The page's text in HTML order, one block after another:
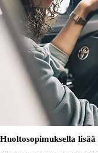
Huoltosopimuksella